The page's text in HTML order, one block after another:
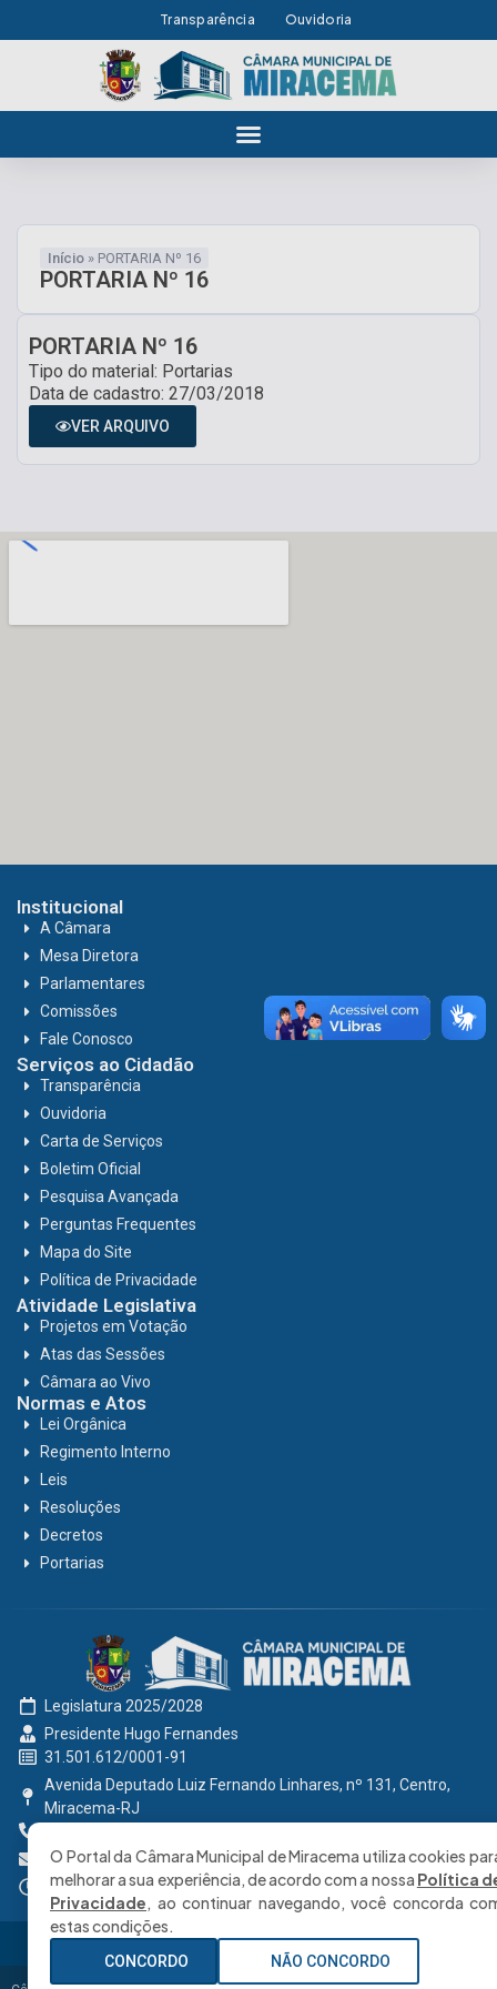
Transparência Ouvidoria
Início » PORTARIA Nº 16
PORTARIA Nº 16
PORTARIA Nº 16
Tipo do material: Portarias
Data de cadastro: 27/03/2018
VER ARQUIVO
Institucional
A Câmara
Mesa Diretora
Parlamentares
Comissões
Fale Conosco
Serviços ao Cidadão
Transparência
Ouvidoria
Carta de Serviços
Boletim Oficial
Pesquisa Avançada
Perguntas Frequentes
Mapa do Site
Política de Privacidade
Atividade Legislativa
Projetos em Votação
Atas das Sessões
Câmara ao Vivo
Normas e Atos
Lei Orgânica
Regimento Interno
Leis
Resoluções
Decretos
Portarias
Legislatura 2025/2028
Presidente Hugo Fernandes
31.501.612/0001-91
Avenida Deputado Luiz Fernando Linhares, nº 131, Centro,
Miracema-RJ
secretaria@cmmiracema.rj.gov.br
Segunda à Sexta: 08:00 às 17:00 hrs
O Portal da Câmara Municipal de Miracema utiliza cookies
melhorar a sua experiência, de acordo com a nossa Política
Privacidade, ao continuar navegando, você concorda
estas condições.
CONCORDO NÃO CONCORDO